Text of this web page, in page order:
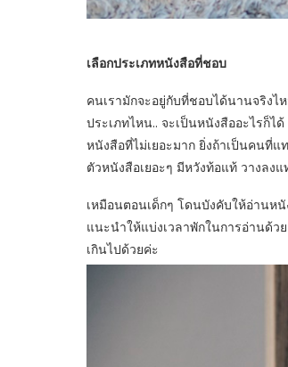
เลือกประเภทหนังสือที่ชอบ
คนเรามักจะอยู่กับที่ชอบได้นานจริงไ
ประเภทไหน.. จะเป็นหนังสืออะไรก็
หนังสือที่ไม่เยอะมาก ยิ่งถ้าเป็นคนที่แ
ตัวหนังสือเยอะๆ มีหวังท้อแท้ วางลง
เหมือนตอนเด็กๆ โดนบังคับให้อ่านห
แนะนำให้แบ่งเวลาพักในการอ่านด้ว
เกินไปด้วยค่ะ